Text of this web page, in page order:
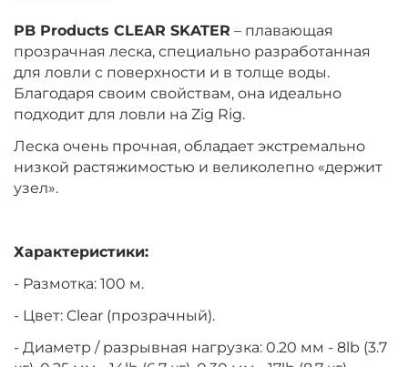
PB Products CLEAR SKATER – плавающая
прозрачная леска, специально разработанная
для ловли с поверхности и в толще воды.
Благодаря своим свойствам, она идеально
подходит для ловли на Zig Rig.
Леска очень прочная, обладает экстремально
низкой растяжимостью и великолепно «держит
узел».
Характеристики:
- Размотка: 100 м.
- Цвет: Clear (прозрачный).
- Диаметр / разрывная нагрузка: 0.20 мм - 8lb (3.7